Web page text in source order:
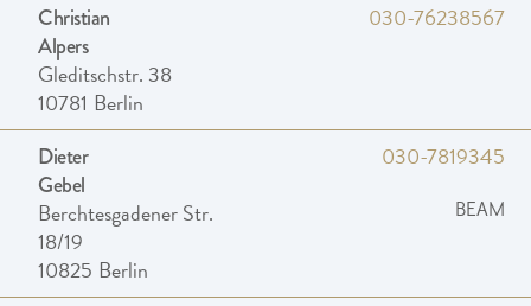
Christian
Alpers
Gleditschstr. 38
10781 Berlin
030-76238567
Dieter
Gebel
Berchtesgadener Str.
18/19
10825 Berlin
030-7819345
BEAM